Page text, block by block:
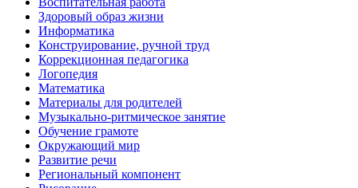
Здоровый образ жизни
Информатика
Конструирование, ручной труд
Коррекционная педагогика
Логопедия
Математика
Материалы для родителей
Музыкально-ритмическое занятие
Обучение грамоте
Окружающий мир
Развитие речи
Региональный компонент